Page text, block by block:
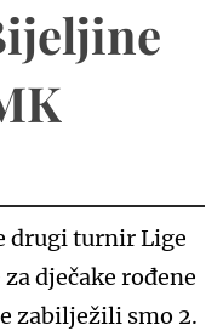
drugi turnir Lige
dječake rođene
zabilježili smo 2.